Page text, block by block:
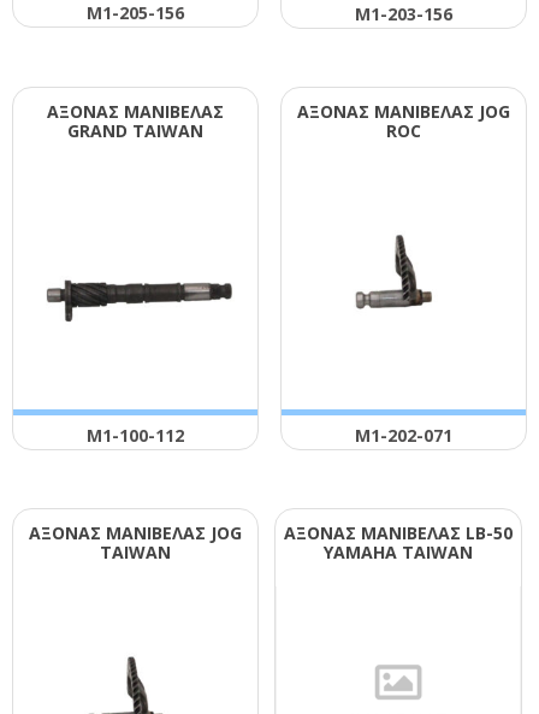
Μ1-205-156 Μ1-203-156
ΑΞΟΝΑΣ ΜΑΝΙΒΕΛΑΣ
GRΑΝD ΤΑΙWΑΝ
Μ1-100-112
ΑΞΟΝΑΣ ΜΑΝΙΒΕΛΑΣ JΟG
RΟC
Μ1-202-071
ΑΞΟΝΑΣ ΜΑΝΙΒΕΛΑΣ JΟG
ΤΑΙWΑΝ
ΑΞΟΝΑΣ ΜΑΝΙΒΕΛΑΣ LΒ-50
ΥΑΜΑΗΑ ΤΑΙWΑΝ